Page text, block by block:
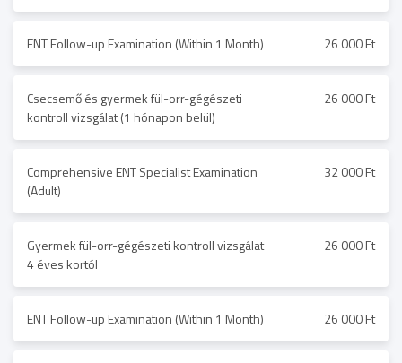
ENT Follow-up Examination (Within 1 Month) 26 000 Ft
Csecsemő és gyermek fül-orr-gégészeti
kontroll vizsgálat (1 hónapon belül)
26 000 Ft
Comprehensive ENT Specialist Examination
(Adult)
32 000 Ft
Gyermek fül-orr-gégészeti kontroll vizsgálat
4 éves kortól
26 000 Ft
ENT Follow-up Examination (Within 1 Month) 26 000 Ft